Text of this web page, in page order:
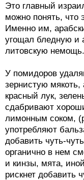
Это главный
можно понять, что
Именно им,
угощал бледную и
литовскую немощь.
У помидоров
зернистую
красный лук,
сдабривают
лимонным соком,
употребляют
добавить чуть-
органично в нем
и кинзы, мята,
рискнет добавить